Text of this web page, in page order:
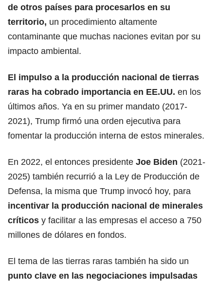
de otros países para procesarlos en su
territorio, un procedimiento altamente
contaminante que muchas naciones evitan por su
impacto ambiental.
El impulso a la producción nacional de tierras
raras ha cobrado importancia en EE.UU. en los
últimos años. Ya en su primer mandato (2017-
2021), Trump firmó una orden ejecutiva para
fomentar la producción interna de estos minerales.
En 2022, el entonces presidente Joe Biden (2021-
2025) también recurrió a la Ley de Producción de
Defensa, la misma que Trump invocó hoy, para
incentivar la producción nacional de minerales
críticos y facilitar a las empresas el acceso a 750
millones de dólares en fondos.
El tema de las tierras raras también ha sido un
punto clave en las negociaciones impulsadas